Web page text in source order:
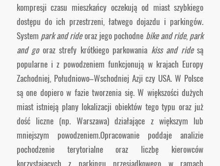
kompresji czasu mieszkańcy oczekują od miast szybkiego
dostępu do ich przestrzeni, łatwego dojazdu i parkingów.
System park and rideoraz jego pochodne bike and ride,park
and gooraz strefy krótkiego parkowania kiss and ridesą
popularne i z powodzeniem funkcjonują w krajach Europy
Zachodniej, Południowo–Wschodniej Azji czy USA. W Polsce
są one dopiero w fazie tworzenia się. W większości dużych
miast istnieją plany lokalizacji obiektów tego typu oraz już
dość liczne (np. Warszawa) działające z większym lub
mniejszym powodzeniem.Opracowanie poddaje analizie
pochodzenie terytorialne oraz liczbę kierowców
korzystających z parkingu przesiadkowego w ramach